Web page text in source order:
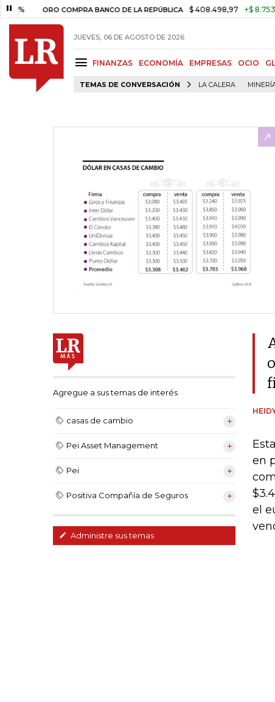
ORO COMPRA BANCO DE LA REPÚBLICA $ 408.498,97 +$ 8.753,81
JUEVES, 06 DE AGOSTO DE 2026
FINANZAS ECONOMÍA EMPRESAS OCIO
TEMAS DE CONVERSACIÓN LA CALERA
Agregue a sus temas de interés
casas de cambio
Pei Asset Management
Pei
Positiva Compañía de Seguros
Administre sus temas
en
el